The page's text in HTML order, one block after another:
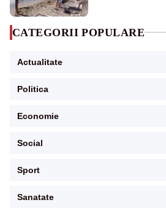
CATEGORII POPULARE
Actualitate
Politica
Economie
Social
Sport
Sanatate